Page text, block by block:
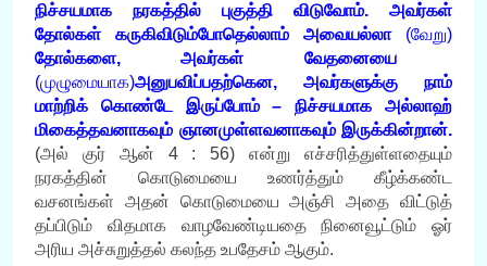
நிச்சயமாக நரகத்தில் புகுத்தி விடுவோம். அவர்கள்
தோல்கள் கருகிவிடும்போதெல்லாம் அவையல்லா (வேறு)
தோல்களை, அவர்கள் வேதனையை
(முழுமையாக)அனுபவிப்பதற்கென, அவர்களுக்கு நாம்
மாற்றிக் கொண்டே இருப்போம் – நிச்சயமாக அல்லாஹ்
மிகைத்தவனாகவும் ஞானமுள்ளவனாகவும் இருக்கின்றான்.
(அல் குர் ஆன் 4 : 56) என்று எச்சரித்துள்ளதையும்
நரகத்தின் கொடுமையை உணர்த்தும் கீழ்க்கண்ட
வசனங்கள் அதன் கொடுமையை அஞ்சி அதை விட்டுத்
தப்பிடும் விதமாக வாழவேண்டியதை நினைவூட்டும் ஓர்
அரிய அச்சுறுத்தல் கலந்த உபதேசம் ஆகும்.